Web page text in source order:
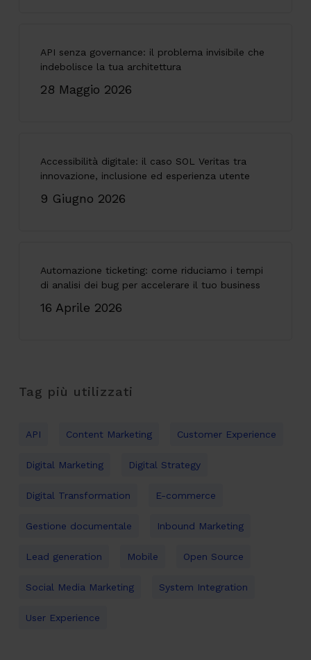
API senza governance: il problema invisibile che
indebolisce la tua architettura
28 Maggio 2026
Accessibilità digitale: il caso SOL Veritas tra
innovazione, inclusione ed esperienza utente
9 Giugno 2026
Automazione ticketing: come riduciamo i tempi
di analisi dei bug per accelerare il tuo business
16 Aprile 2026
Tag più utilizzati
API Content Marketing Customer Experience
Digital Marketing Digital Strategy
Digital Transformation E-commerce
Gestione documentale Inbound Marketing
Lead generation Mobile Open Source
Social Media Marketing System Integration
User Experience